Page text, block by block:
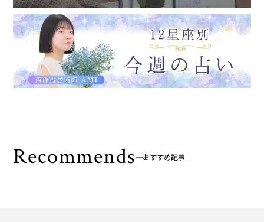
Recommends おすすめ記事